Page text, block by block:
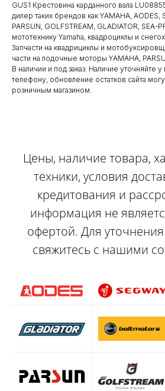
GUS1 Крестовина карданного вала
дилер таких брендов как YAMAHA, AODES,
PARSUN, GOLFSTREAM, GLADIATOR, SEA-
мототехнику Yamaha, квадроциклы и
Запчасти на квадрициклы и
части на лодочные моторы YAMAHA,
В наличии и под заказ. Наличие уточняйте
телефону, обновление остатков сайта
розничным магазином.
Цены, наличие товара,
техники, условия
кредитования и
информация не
офертой. Для
свяжитесь с нашими